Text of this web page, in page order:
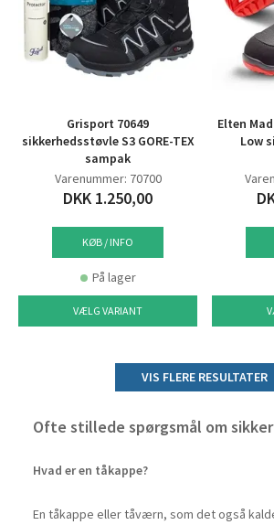
Grisport 70649
sikkerhedsstøvle S3 GORE-TEX
sampak
Varenummer: 70700
DKK 1.250,00
KØB / INFO
På lager
VÆLG VARIANT
Elten
Low
VIS FLERE RESULTATER
Ofte stillede spørgsmål om
Hvad er en tåkappe?
En tåkappe eller tåværn, som det også